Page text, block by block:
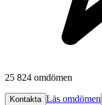
25 824 omdömen
Kontakta Läs omdömen